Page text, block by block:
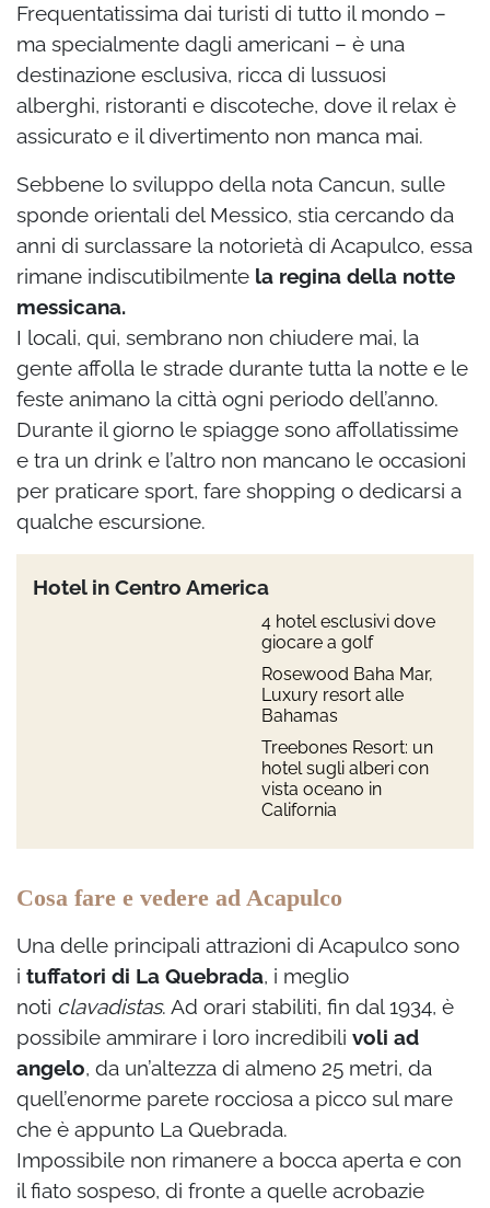
Frequentatissima dai turisti di tutto il mondo –
ma specialmente dagli americani – è una
destinazione esclusiva, ricca di lussuosi
alberghi, ristoranti e discoteche, dove il relax è
assicurato e il divertimento non manca mai.
Sebbene lo sviluppo della nota Cancun, sulle
sponde orientali del Messico, stia cercando da
anni di surclassare la notorietà di Acapulco, essa
rimane indiscutibilmente la regina della notte
messicana.
I locali, qui, sembrano non chiudere mai, la
gente affolla le strade durante tutta la notte e le
feste animano la città ogni periodo dell’anno.
Durante il giorno le spiagge sono affollatissime
e tra un drink e l’altro non mancano le occasioni
per praticare sport, fare shopping o dedicarsi a
qualche escursione.
Hotel in Centro America
4 hotel esclusivi dove
giocare a golf
Rosewood Baha Mar,
Luxury resort alle
Bahamas
Treebones Resort: un
hotel sugli alberi con
vista oceano in
California
Cosa fare e vedere ad Acapulco
Una delle principali attrazioni di Acapulco sono
i tuffatori di La Quebrada, i meglio
noti clavadistas. Ad orari stabiliti, fin dal 1934, è
possibile ammirare i loro incredibili voli ad
angelo, da un’altezza di almeno 25 metri, da
quell’enorme parete rocciosa a picco sul mare
che è appunto La Quebrada.
Impossibile non rimanere a bocca aperta e con
il fiato sospeso, di fronte a quelle acrobazie